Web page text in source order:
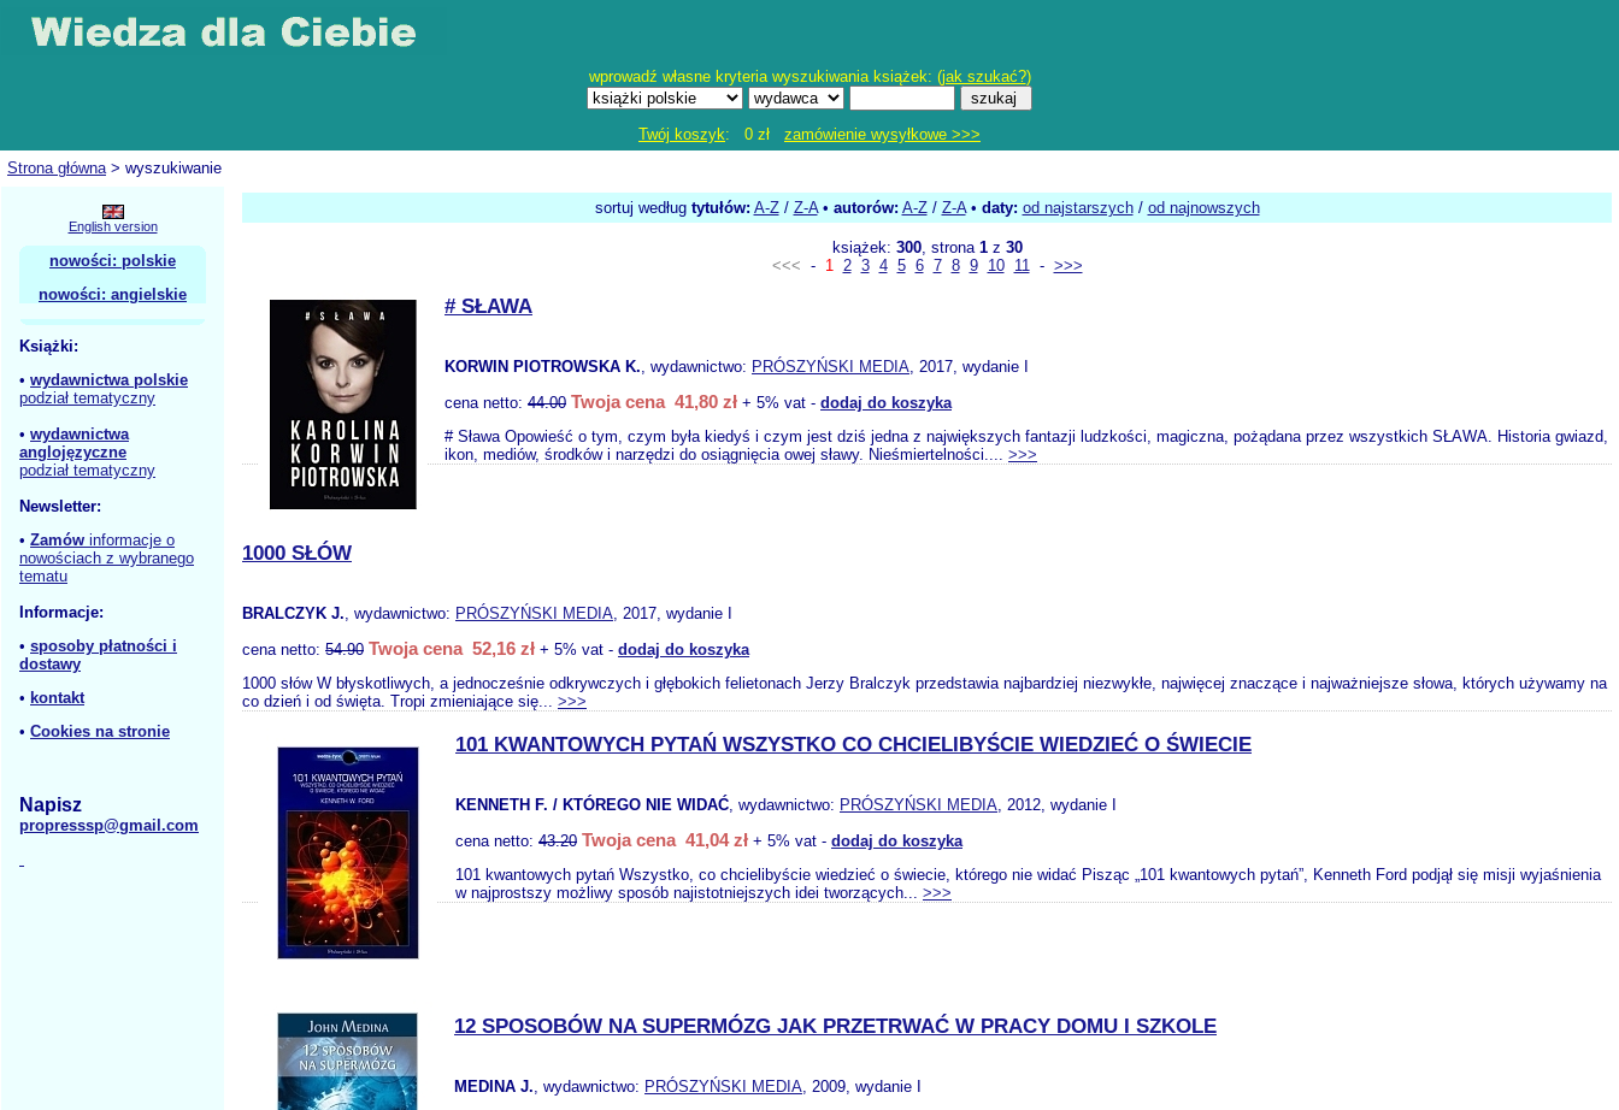
wprowadź własne kryteria wyszukiwania książek: (jak szukać?)
Twój koszyk: 0 zł zamówienie wysyłkowe >>>
Strona główna> wyszukiwanie
English version
nowości: polskie
nowości: angielskie
Książki:
• wydawnictwa polskie
podział tematyczny
• wydawnictwa
anglojęzyczne
podział tematyczny
Newsletter:
• Zamów informacje o
nowościach z wybranego
tematu
Informacje:
• sposoby płatności i
dostawy
• kontakt
• Cookies na stronie
Napisz
propresssp@gmail.com
sortuj według tytułów: A-Z/ Z-A• autorów: A-Z/ Z-A• daty: od najstarszych/ od najnowszych
książek: 300, strona 1z 30
<<< - 1 2 3 4 5 6 7 8 9 10 11- >>>
# SŁAWA
KORWIN PIOTROWSKA K., wydawnictwo: PRÓSZYŃSKI MEDIA, 2017, wydanie I
cena netto: 44.00 Twoja cena 41,80 zł + 5% vat - dodaj do koszyka
# Sława Opowieść o tym, czym była kiedyś i czym jest dziś jedna z największych fantazji ludzkości, magiczna, pożądana przez wszystkich SŁAWA. Historia gwiazd,
ikon, mediów, środków i narzędzi do osiągnięcia owej sławy. Nieśmiertelności.... >>>
1000 SŁÓW
BRALCZYK J., wydawnictwo: PRÓSZYŃSKI MEDIA, 2017, wydanie I
cena netto: 54.90 Twoja cena 52,16 zł + 5% vat - dodaj do koszyka
1000 słów W błyskotliwych, a jednocześnie odkrywczych i głębokich felietonach Jerzy Bralczyk przedstawia najbardziej niezwykłe, najwięcej znaczące i najważniejsze słowa, których używamy na
co dzień i od święta. Tropi zmieniające się... >>>
101 KWANTOWYCH PYTAŃ WSZYSTKO CO CHCIELIBYŚCIE WIEDZIEĆ O ŚWIECIE
KENNETH F. / KTÓREGO NIE WIDAĆ, wydawnictwo: PRÓSZYŃSKI MEDIA, 2012, wydanie I
cena netto: 43.20 Twoja cena 41,04 zł + 5% vat - dodaj do koszyka
101 kwantowych pytań Wszystko, co chcielibyście wiedzieć o świecie, którego nie widać Pisząc „101 kwantowych pytań”, Kenneth Ford podjął się misji wyjaśnienia
w najprostszy możliwy sposób najistotniejszych idei tworzących... >>>
12 SPOSOBÓW NA SUPERMÓZG JAK PRZETRWAĆ W PRACY DOMU I SZKOLE
MEDINA J., wydawnictwo: PRÓSZYŃSKI MEDIA, 2009, wydanie I